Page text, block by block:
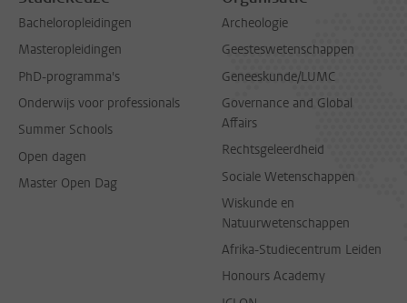
Bacheloropleidingen
Masteropleidingen
PhD-programma's
Onderwijs voor professionals
Summer Schools
Open dagen
Master Open Dag
Archeologie
Geesteswetenschappen
Geneeskunde/LUMC
Governance and Global
Affairs
Rechtsgeleerdheid
Sociale Wetenschappen
Wiskunde en
Natuurwetenschappen
Afrika-Studiecentrum Leiden
Honours Academy